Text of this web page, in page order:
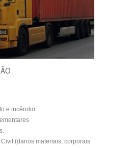
e incêndio.
(danos materiais, corporais